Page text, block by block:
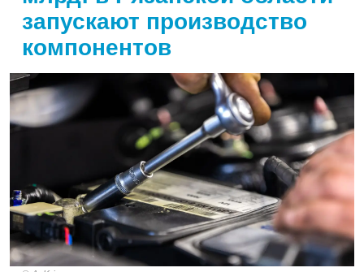
запускают производство
компонентов